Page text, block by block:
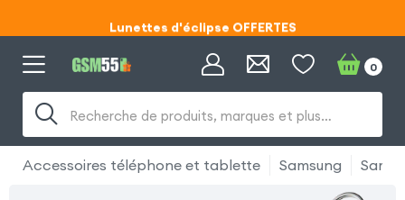
Code ECLIPSE55
Code ECLIPSE55
Recherche de produits, marques et plus…
0
Accessoires téléphone et tablette Samsung